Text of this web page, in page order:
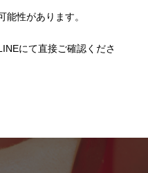
性があります。
にて直接ご確認くださ